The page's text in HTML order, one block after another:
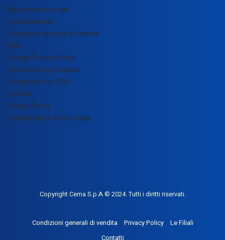
Aggiornamento dati
Cema Summer
Condizioni generali di vendita
FAQ
Foreign Privacy Policy
Informativa sui Cookies
Iscriviti al corso VDO
Le Filiali
Privacy Policy
Scheda clienti estero-Italia
Copyright Cema S.p.A © 2024. Tutti i diritti riservati.
Condizioni generali di vendita Privacy Policy
Le Filiali
Contatti